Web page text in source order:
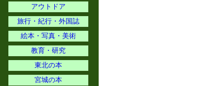
アウトドア
旅行・紀行・外国誌
絵本・写真・美術
教育・研究
東北の本
宮城の本